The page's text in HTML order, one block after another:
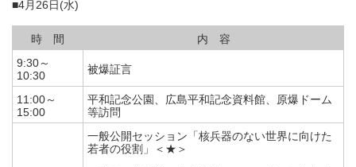
■4月26日(水)
時 間
内 容
9:30～
10:30
被爆証言
11:00～
15:00
平和記念公園、広島平和記念資料館、原爆ドーム
等訪問
一般公開セッション「核兵器のない世界に向けた
若者の役割」＜★＞